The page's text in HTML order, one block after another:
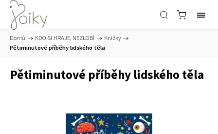
Domů / KDO SI HRAJE, NEZLOBÍ / Knížky /
Pětiminutové příběhy lidského těla
Pětiminutové příběhy lidského těla